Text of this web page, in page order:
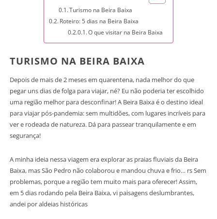
Turismo na Beira Baixa
Roteiro: 5 dias na Beira Baixa
O que visitar na Beira Baixa
TURISMO NA BEIRA BAIXA
Depois de mais de 2 meses em quarentena, nada melhor do que
pegar uns dias de folga para viajar, né? Eu não poderia ter escolhido
uma região melhor para desconfinar! A Beira Baixa é o destino ideal
para viajar pós-pandemia: sem multidões, com lugares incríveis para
ver e rodeada de natureza. Dá para passear tranquilamente e em
segurança!
A minha ideia nessa viagem era explorar as praias fluviais da Beira
Baixa, mas São Pedro não colaborou e mandou chuva e frio… rs Sem
problemas, porque a região tem muito mais para oferecer! Assim,
em 5 dias rodando pela Beira Baixa, vi paisagens deslumbrantes,
andei por aldeias históricas